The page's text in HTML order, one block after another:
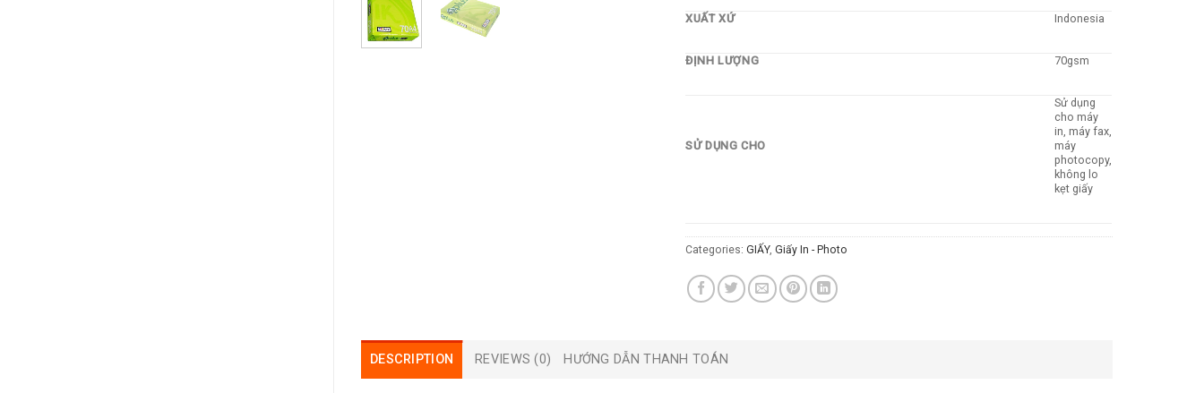
XUẤT XỨ Indonesia
ĐỊNH LƯỢNG 70gsm
SỬ DỤNG CHO
Sử dụng
cho máy
in, máy fax,
máy
photocopy,
không lo
kẹt giấy
Categories:GIẤY,Giấy In - Photo
DESCRIPTION REVIEWS (0) HƯỚNG DẪN THANH TOÁN